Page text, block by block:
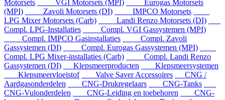
Motorsets
VGI Motorsets (MPI)
Eurogas Motorsets
(MPI)
Zavoli Motorsets (DI)
IMPCO Motorsets
LPG Mixer Motorsets (Carb)
Landi Renzo Motorsets (DI)
Compl. LPG-Installaties
Compl. VGI Gassystemen (MPI)
Compl. IMPCO Gasinstallaties
Compl. Zavoli
Gassystemen (DI)
Compl. Eurogas Gassystemen (MPI)
Compl. LPG Mixer-installaties (Carb)
Compl. Landi Renzo
Gassystemen (DI)
Klepsmeerproducten
Klepsmeersystemen
Klepsmeervloeistof
Valve Saver Accessoires
CNG /
Aardgasonderdelen
CNG-Drukregelaars
CNG-Tanks
CNG-Vulonderdelen
CNG-Leiding en toebehoren
CNG-